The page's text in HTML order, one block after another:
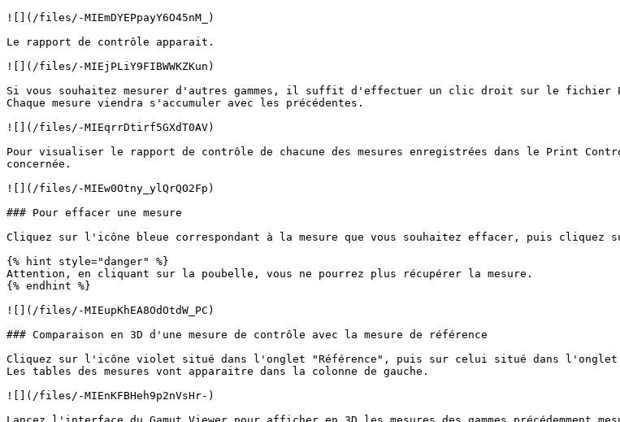
![](/files/-MIEmDYEPpayY6O45nM_)
Le rapport de contrôle apparait.
![](/files/-MIEjPLiY9FIBWWKZKun)
Si vous souhaitez mesurer d'autres gammes, il suffit d'effectuer un clic droit sur le
Chaque mesure viendra s'accumuler avec les précédentes.
![](/files/-MIEqrrDtirf5GXdT0AV)
Pour visualiser le rapport de contrôle de chacune des mesures enregistrées dans le Print
concernée.
![](/files/-MIEw0Otny_ylQrQO2Fp)
### Pour effacer une mesure
Cliquez sur l'icône bleue correspondant à la mesure que vous souhaitez effacer, puis cliquez
{% hint style="danger" %}
Attention, en cliquant sur la poubelle, vous ne pourrez plus récupérer la mesure.
{% endhint %}
![](/files/-MIEupKhEA8OdOtdW_PC)
### Comparaison en 3D d'une mesure de contrôle avec la mesure de référence
Cliquez sur l'icône violet situé dans l'onglet "Référence", puis sur celui situé dans
Les tables des mesures vont apparaitre dans la colonne de gauche.
![](/files/-MIEnKFBHeh9p2nVsHr-)